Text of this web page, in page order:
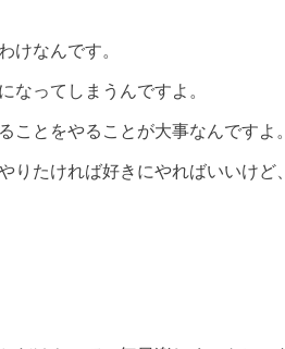
わけなんです。
なってしまうんですよ。
ことをやることが大事なんですよ。
たければ好きにやればいいけど、